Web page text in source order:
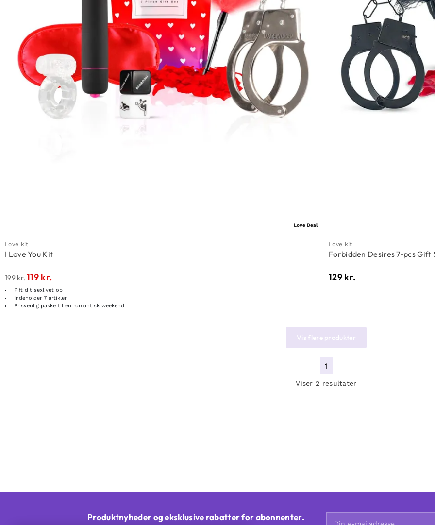
Love Deal
Love kit
I Love You Kit
199kr.119 kr.
Pift dit sexlivet op
Indeholder 7 artikler
Prisvenlig pakke til en romantisk weekend
Love kit
Forbidden Desires 7-pcs Gift
129 kr.
Vis flere produkter
1
Viser 2 resultater
Produktnyheder og eksklusive rabatter for abonnenter.